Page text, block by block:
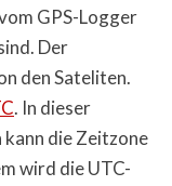
GPS-Logger
Der
den Sateliten.
. In dieser
die Zeitzone
wird die UTC-